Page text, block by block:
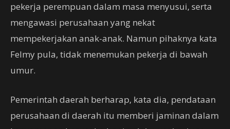
pekerja perempuan dalam masa menyusui, serta
mengawasi perusahaan yang nekat
mempekerjakan anak-anak. Namun pihaknya kata
Felmy pula, tidak menemukan pekerja di bawah
umur.
Pemerintah daerah berharap, kata dia, pendataan
perusahaan di daerah itu memberi jaminan dalam